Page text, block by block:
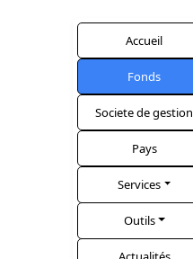
Accueil
Fonds
Societe de gestion
Pays
Services
Outils